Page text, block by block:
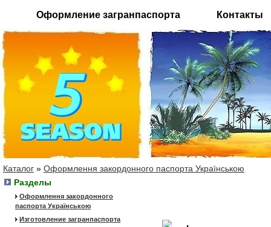
Оформление загранпаспорта Контакты
Каталог » Оформлення закордонного паспорта Українською
Разделы
Оформлення закордонного
паспорта Українською
Изготовление загранпаспорта